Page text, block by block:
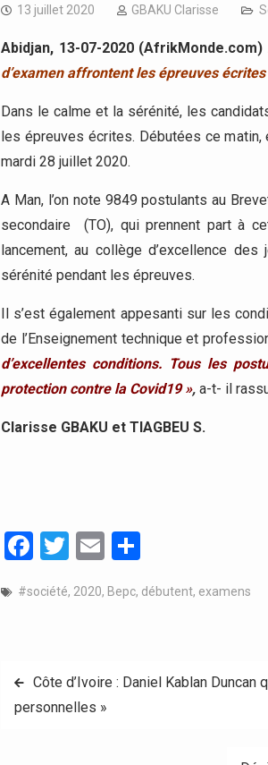
13 juillet 2020 GBAKU Clarisse
Abidjan, 13-07-2020 (AfrikMonde.com)
d’examen affrontent les épreuves
Dans le calme et la sérénité, les
les épreuves écrites. Débutées ce
mardi 28 juillet 2020.
A Man, l’on note 9849 postulants au
secondaire (TO), qui prennent part à
lancement, au collège d’excellence
sérénité pendant les épreuves.
Il s’est également appesanti sur les
de l’Enseignement technique et
d’excellentes conditions. Tous les
protection contre la Covid19 », a-t- il
Clarisse GBAKU et TIAGBEU S.
Facebook
Twitter
Email
#société, 2020, Bepc, débutent, examens
Navigation
de
Côte d’Ivoire : Daniel Kablan
personnelles »